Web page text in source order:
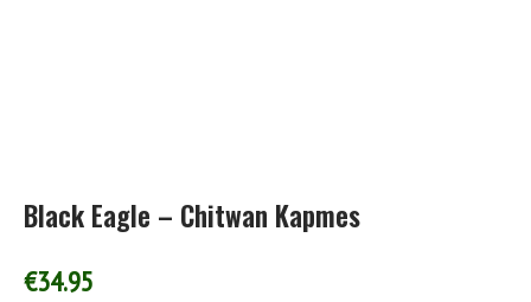
Black Eagle – Chitwan Kapmes
€34.95